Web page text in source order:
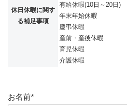
休日休暇に関す
る補足事項
有給休暇(10日～20日)
年末年始休暇
慶弔休暇
産前・産後休暇
育児休暇
介護休暇
お名前*